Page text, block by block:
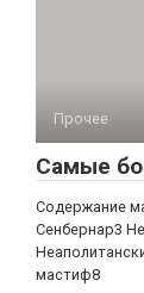
Прочее
Самые
Содержание
Сенбернар3
мастиф8